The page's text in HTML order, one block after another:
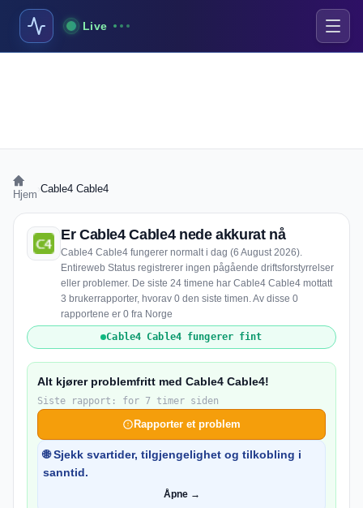
Live
Hjem Cable4 Cable4
Er Cable4 Cable4 nede akkurat nå
Cable4 Cable4 fungerer normalt i dag (6 August 2026).
Entireweb Status registrerer ingen pågående driftsforstyrrelser
eller problemer. De siste 24 timene har Cable4 Cable4 mottatt
3 brukerrapporter, hvorav 0 den siste timen. Av disse 0
rapportene er 0 fra Norge
Cable4 Cable4 fungerer fint
Alt kjører problemfritt med Cable4 Cable4!
Siste rapport: for 7 timer siden
Rapporter et problem
🌐 Sjekk svartider, tilgjengelighet og tilkobling i
sanntid.
Åpne →